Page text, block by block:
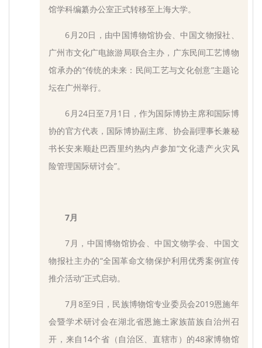
馆学科编纂办公室正式转移至上海大学。
6月20日，由中国博物馆协会、中国文物报社、
广州市文化广电旅游局联合主办，广东民间工艺博物
馆承办的“传统的未来：民间工艺与文化创意”主题论
坛在广州举行。
6月24日至7月1日，作为国际博协主席和国际博
协的官方代表，国际博协副主席、协会副理事长兼秘
书长安来顺赴巴西里约热内卢参加“文化遗产火灾风
险管理国际研讨会”。
7月
7月，中国博物馆协会、中国文物学会、中国文
物报社主办的“全国革命文物保护利用优秀案例宣传
推介活动”正式启动。
7月8至9日，民族博物馆专业委员会2019恩施年
会暨学术研讨会在湖北省恩施土家族苗族自治州召
开，来自14个省（自治区、直辖市）的48家博物馆